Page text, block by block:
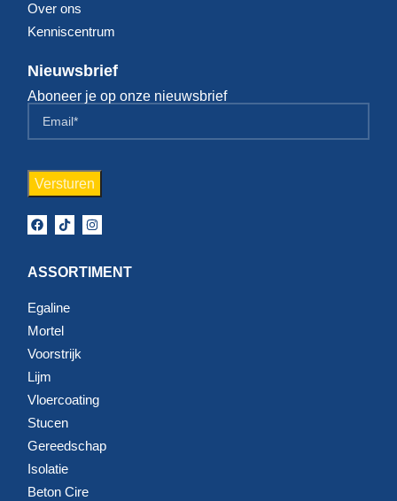
Over ons
Kenniscentrum
Nieuwsbrief
Aboneer je op onze nieuwsbrief
ASSORTIMENT
Egaline
Mortel
Voorstrijk
Lijm
Vloercoating
Stucen
Gereedschap
Isolatie
Beton Cire